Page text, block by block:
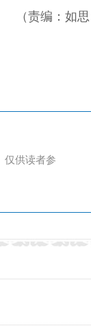
（责编：如思
仅供读者参